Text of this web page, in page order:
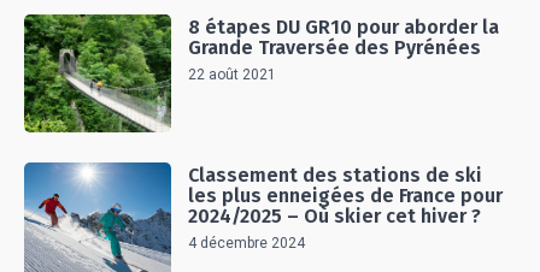
8 étapes DU GR10 pour aborder la
Grande Traversée des Pyrénées
22 août 2021
Classement des stations de ski
les plus enneigées de France pour
2024/2025 – Où skier cet hiver ?
4 décembre 2024